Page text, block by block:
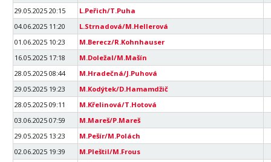
29.05.2025 20:15
L.Peřich/T.Puha
04.06.2025 11:20
L.Strnadová/M.Hellerová
01.06.2025 10:23
M.Berecz/R.Kohnhauser
16.05.2025 17:18
M.Doležal/M.Mašín
28.05.2025 08:44
M.Hradečná/J.Puhová
29.05.2025 19:23
M.Kodýtek/D.Hamamdžič
28.05.2025 09:11
M.Křelinová/T.Hotová
03.06.2025 07:59
M.Mareš/P.Mareš
29.05.2025 13:23
M.Pešír/M.Polách
02.06.2025 19:39
M.Pleštil/M.Frous